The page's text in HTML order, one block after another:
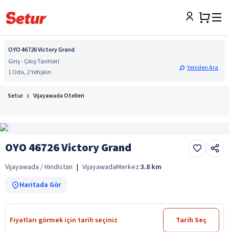
OYO 46726 Victory Grand
Giriş - Çıkış Tarihleri
1 Oda, 2 Yetişkin
Yeniden Ara
Setur Vijayawada Otelleri
OYO 46726 Victory Grand
Vijayawada / Hindistan | VijayawadaMerkez:3.8 km
Haritada Gör
Fiyatları görmek için tarih seçiniz Tarih Seç